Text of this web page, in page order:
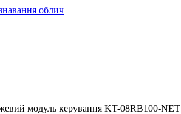
облич
модуль керування KT-08RB100-NET